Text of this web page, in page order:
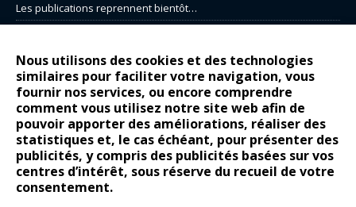
Nous utilisons des cookies et des technologies
similaires pour faciliter votre navigation, vous
fournir nos services, ou encore comprendre
comment vous utilisez notre site web afin de
pouvoir apporter des améliorations, réaliser des
statistiques et, le cas échéant, pour présenter des
publicités, y compris des publicités basées sur vos
centres d’intérêt, sous réserve du recueil de votre
consentement.
Les publications reprennent bientôt…
14 juillet : nouveau film de marque pour Citroën
Renault Espace : voyage, voyage…
Peugeot E-208 GTi : naissance d’une légende
COMMENTAIRES RÉCENTS
Bernard DardartdansDacia Sandero : pour les gens vrais